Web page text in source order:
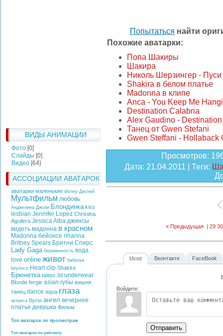
ВИДЫ АНИМАЦИИ
Фото [0]
Слайды [0]
Видео [64]
АССОЦИАЦИИ АВАТАРОК
аватарки маленькие disney Дисней
Мультфильм любовь
Анджелина Джоли Блондинка kiss
lesbian Jennifer Lopez Christina
Aguilera Jessica Alba джинсы
видеть мадонна в красном
Madonna бейонсе rihanna
Britney Spears Бритни Спирс
Lady Gaga беременность вода
love online живот бабочка
beyonce Heart clip Shakira
Брюнетка tattoo 3d underwear
Blonde fergie asian губы вишня
танец dance aqua глаза
актриса бусы ангел вечернее
платье девушка Фильм
Топ аватарок по просмотрам
Топ аватарок по рейтингу
Попытаться найти
Похожие аватарки:
Попа Шакиры
Шакира
Николь Шерзингер -
Shakira в белом платье
Madonna в клипе
Anca - You Keep Me
Destination Calabria
Alex Gaudino -
Танец от Gwen Stefani
Gwen Steffani - Hollaback
Просмотров:
Дата: 21.04.2011 | Теги:
« Предыдущая | 29 30
Ucoz
Войдите:
Отправить
Вконтакте FaceBook